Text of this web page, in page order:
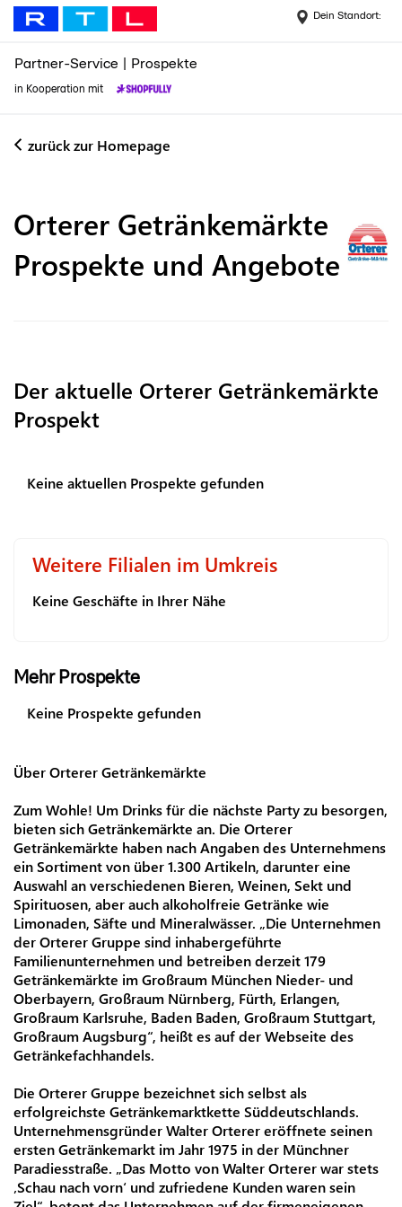
Dein Standort:
Partner-Service Prospekte
in Kooperation mit
zurück zur Homepage
Weitere Filialen im Umkreis
Keine Geschäfte in Ihrer Nähe
Orterer Getränkemärkte
Prospekte und Angebote
Der aktuelle Orterer Getränkemärkte
Prospekt
Keine aktuellen Prospekte gefunden
Mehr Prospekte
Keine Prospekte gefunden
Über Orterer Getränkemärkte
Zum Wohle! Um Drinks für die nächste Party zu besorgen,
bieten sich Getränkemärkte an. Die Orterer
Getränkemärkte haben nach Angaben des Unternehmens
ein Sortiment von über 1.300 Artikeln, darunter eine
Auswahl an verschiedenen Bieren, Weinen, Sekt und
Spirituosen, aber auch alkoholfreie Getränke wie
Limonaden, Säfte und Mineralwässer. „Die Unternehmen
der Orterer Gruppe sind inhabergeführte
Familienunternehmen und betreiben derzeit 179
Getränkemärkte im Großraum München Nieder- und
Oberbayern, Großraum Nürnberg, Fürth, Erlangen,
Großraum Karlsruhe, Baden Baden, Großraum Stuttgart,
Großraum Augsburg“, heißt es auf der Webseite des
Getränkefachhandels.
Die Orterer Gruppe bezeichnet sich selbst als
erfolgreichste Getränkemarktkette Süddeutschlands.
Unternehmensgründer Walter Orterer eröffnete seinen
ersten Getränkemarkt im Jahr 1975 in der Münchner
Paradiesstraße. „Das Motto von Walter Orterer war stets
‚Schau nach vorn‘ und zufriedene Kunden waren sein